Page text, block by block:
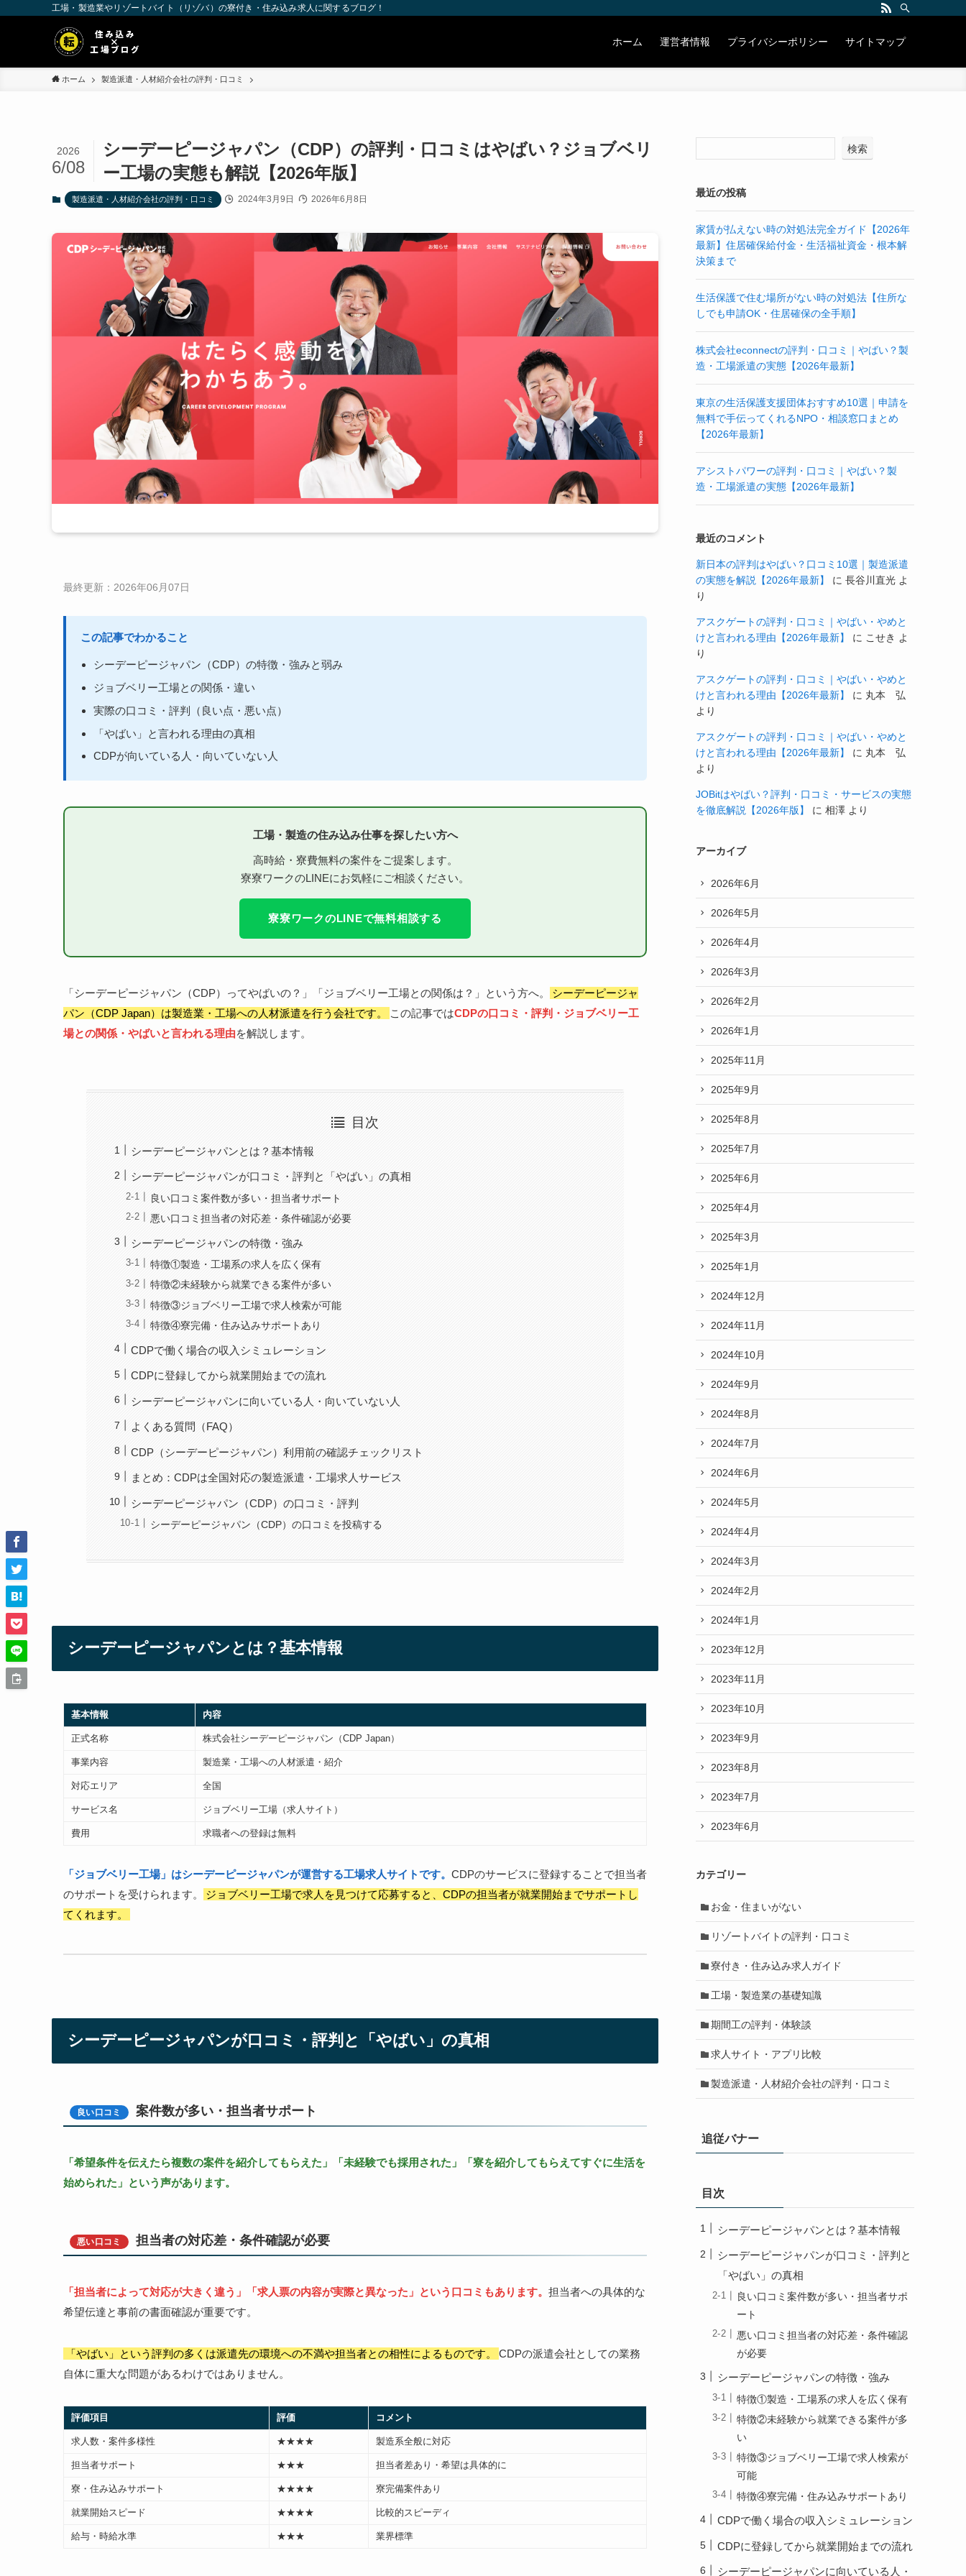
工場・製造業やリゾートバイト（リゾバ）の寮付き・住み込み求人に関するブログ！
ホーム 運営者情報 プライバシーポリシー サイトマップ
ホーム 製造派遣・人材紹介会社の評判・口コミ
シーデーピージャパン（CDP）の評判・口コミはやばい？ジョブベリ
ー工場の実態も解説【2026年版】
2026
6/08
製造派遣・人材紹介会社の評判・口コミ 2024年3月9日 2026年6月8日
最終更新：2026年06月07日
この記事でわかること
シーデーピージャパン（CDP）の特徴・強みと弱み
ジョブベリー工場との関係・違い
実際の口コミ・評判（良い点・悪い点）
「やばい」と言われる理由の真相
CDPが向いている人・向いていない人
工場・製造の住み込み仕事を探したい方へ
高時給・寮費無料の案件をご提案します。
寮寮ワークのLINEにお気軽にご相談ください。
寮寮ワークのLINEで無料相談する
「シーデーピージャパン（CDP）ってやばいの？」「ジョブベリー工場との関係は？」という方へ。
シーデーピージャ
パン（CDP Japan）は製造業・工場への人材派遣を行う会社です。
この記事ではCDPの口コミ・評判・ジョブベリー工
場との関係・やばいと言われる理由を解説します。
目次
シーデーピージャパンとは？基本情報
シーデーピージャパンが口コミ・評判と「やばい」の真相
良い口コミ案件数が多い・担当者サポート
悪い口コミ担当者の対応差・条件確認が必要
シーデーピージャパンの特徴・強み
特徴①製造・工場系の求人を広く保有
特徴②未経験から就業できる案件が多い
特徴③ジョブベリー工場で求人検索が可能
特徴④寮完備・住み込みサポートあり
CDPで働く場合の収入シミュレーション
CDPに登録してから就業開始までの流れ
シーデーピージャパンに向いている人・向いていない人
よくある質問（FAQ）
CDP（シーデーピージャパン）利用前の確認チェックリスト
まとめ：CDPは全国対応の製造派遣・工場求人サービス
シーデーピージャパン（CDP）の口コミ・評判
シーデーピージャパン（CDP）の口コミを投稿する
シーデーピージャパンとは？基本情報
基本情報 内容
正式名称 株式会社シーデーピージャパン（CDP Japan）
事業内容 製造業・工場への人材派遣・紹介
対応エリア 全国
サービス名 ジョブベリー工場（求人サイト）
費用 求職者への登録は無料
「ジョブベリー工場」はシーデーピージャパンが運営する工場求人サイトです。 CDPのサービスに登録することで担当者
のサポートを受けられます。
ジョブベリー工場で求人を見つけて応募すると、CDPの担当者が就業開始までサポートし
てくれます。
シーデーピージャパンが口コミ・評判と「やばい」の真相
良い口コミ 案件数が多い・担当者サポート
「希望条件を伝えたら複数の案件を紹介してもらえた」「未経験でも採用された」「寮を紹介してもらえてすぐに生活を
始められた」という声があります。
悪い口コミ 担当者の対応差・条件確認が必要
「担当者によって対応が大きく違う」「求人票の内容が実際と異なった」という口コミもあります。 担当者への具体的な
希望伝達と事前の書面確認が重要です。
「やばい」という評判の多くは派遣先の環境への不満や担当者との相性によるものです。
CDPの派遣会社としての業務
自体に重大な問題があるわけではありません。
評価項目 評価 コメント
求人数・案件多様性 ★★★★ 製造系全般に対応
担当者サポート ★★★ 担当者差あり・希望は具体的に
寮・住み込みサポート ★★★★ 寮完備案件あり
就業開始スピード ★★★★ 比較的スピーディ
給与・時給水準 ★★★ 業界標準
検索
最近の投稿
家賃が払えない時の対処法完全ガイド【2026年
最新】住居確保給付金・生活福祉資金・根本解
決策まで
生活保護で住む場所がない時の対処法【住所な
しでも申請OK・住居確保の全手順】
株式会社econnectの評判・口コミ｜やばい？製
造・工場派遣の実態【2026年最新】
東京の生活保護支援団体おすすめ10選｜申請を
無料で手伝ってくれるNPO・相談窓口まとめ
【2026年最新】
アシストパワーの評判・口コミ｜やばい？製
造・工場派遣の実態【2026年最新】
最近のコメント
新日本の評判はやばい？口コミ10選｜製造派遣
の実態を解説【2026年最新】
に 長谷川直光 よ
り
アスクゲートの評判・口コミ｜やばい・やめと
けと言われる理由【2026年最新】
に こせき よ
り
アスクゲートの評判・口コミ｜やばい・やめと
けと言われる理由【2026年最新】
に 丸本 弘
より
アスクゲートの評判・口コミ｜やばい・やめと
けと言われる理由【2026年最新】
に 丸本 弘
より
JOBitはやばい？評判・口コミ・サービスの実態
を徹底解説【2026年版】
に 相澤 より
アーカイブ
2026年6月
2026年5月
2026年4月
2026年3月
2026年2月
2026年1月
2025年11月
2025年9月
2025年8月
2025年7月
2025年6月
2025年4月
2025年3月
2025年1月
2024年12月
2024年11月
2024年10月
2024年9月
2024年8月
2024年7月
2024年6月
2024年5月
2024年4月
2024年3月
2024年2月
2024年1月
2023年12月
2023年11月
2023年10月
2023年9月
2023年8月
2023年7月
2023年6月
カテゴリー
お金・住まいがない
リゾートバイトの評判・口コミ
寮付き・住み込み求人ガイド
工場・製造業の基礎知識
期間工の評判・体験談
求人サイト・アプリ比較
製造派遣・人材紹介会社の評判・口コミ
追従バナー
目次
シーデーピージャパンとは？基本情報
シーデーピージャパンが口コミ・評判と
「やばい」の真相
良い口コミ案件数が多い・担当者サポ
ート
悪い口コミ担当者の対応差・条件確認
が必要
シーデーピージャパンの特徴・強み
特徴①製造・工場系の求人を広く保有
特徴②未経験から就業できる案件が多
い
特徴③ジョブベリー工場で求人検索が
可能
特徴④寮完備・住み込みサポートあり
CDPで働く場合の収入シミュレーション
CDPに登録してから就業開始までの流れ
シーデーピージャパンに向いている人・